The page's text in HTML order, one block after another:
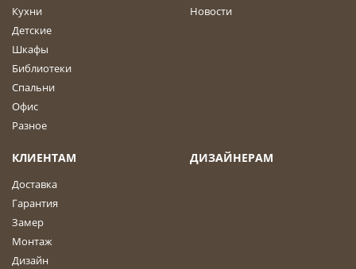
Кухни
Детские
Шкафы
Библиотеки
Спальни
Офис
Разное
Новости
КЛИЕНТАМ
Доставка
Гарантия
Замер
Монтаж
Дизайн
ДИЗАЙНЕРАМ